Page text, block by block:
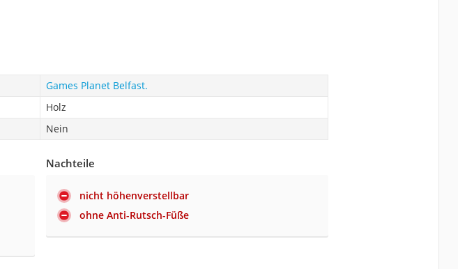
Games Planet Belfast.
Holz
Nein
Nachteile
nicht höhenverstellbar
ohne Anti-Rutsch-Füße